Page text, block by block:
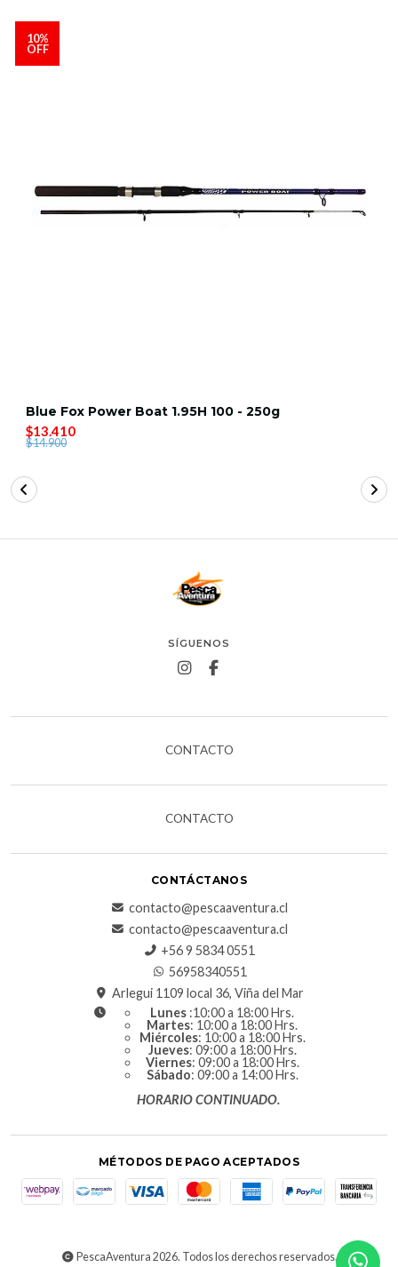
10%
OFF
Blue Fox Power Boat 1.95H 100 - 250g
$13.410
$14.900
SÍGUENOS
CONTACTO
CONTACTO
CONTÁCTANOS
contacto@pescaaventura.cl
contacto@pescaaventura.cl
+56 9 5834 0551
56958340551
Arlegui 1109 local 36, Viña del Mar
Lunes :10:00 a 18:00 Hrs.
Martes: 10:00 a 18:00 Hrs.
Miércoles: 10:00 a 18:00 Hrs.
Jueves: 09:00 a 18:00 Hrs.
Viernes: 09:00 a 18:00 Hrs.
Sábado: 09:00 a 14:00 Hrs.
HORARIO CONTINUADO.
MÉTODOS DE PAGO ACEPTADOS
PescaAventura 2026. Todos los derechos reservados.